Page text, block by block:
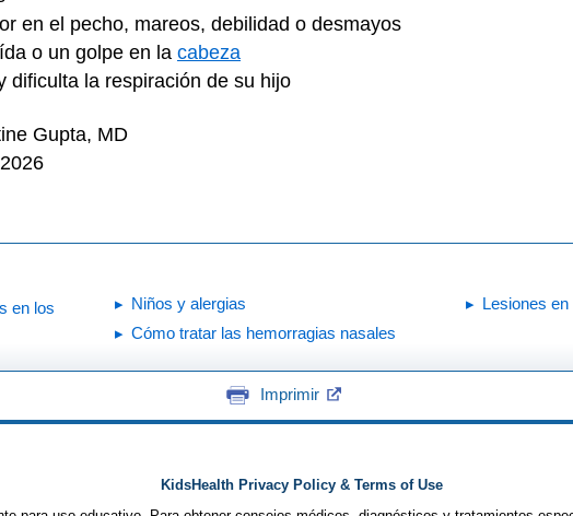
en el pecho, mareos, debilidad o desmayos
o un golpe en la cabeza
dificulta la respiración de su hijo
Gupta, MD
en los
Niños y alergias
Cómo tratar las hemorragias nasales
Lesiones
Imprimir
KidsHealth Privacy Policy & Terms of Use